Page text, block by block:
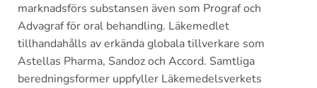
marknadsförs substansen även som Prograf och
Advagraf för oral behandling. Läkemedlet
tillhandahålls av erkända globala tillverkare som
Astellas Pharma, Sandoz och Accord. Samtliga
beredningsformer uppfyller Läkemedelsverkets